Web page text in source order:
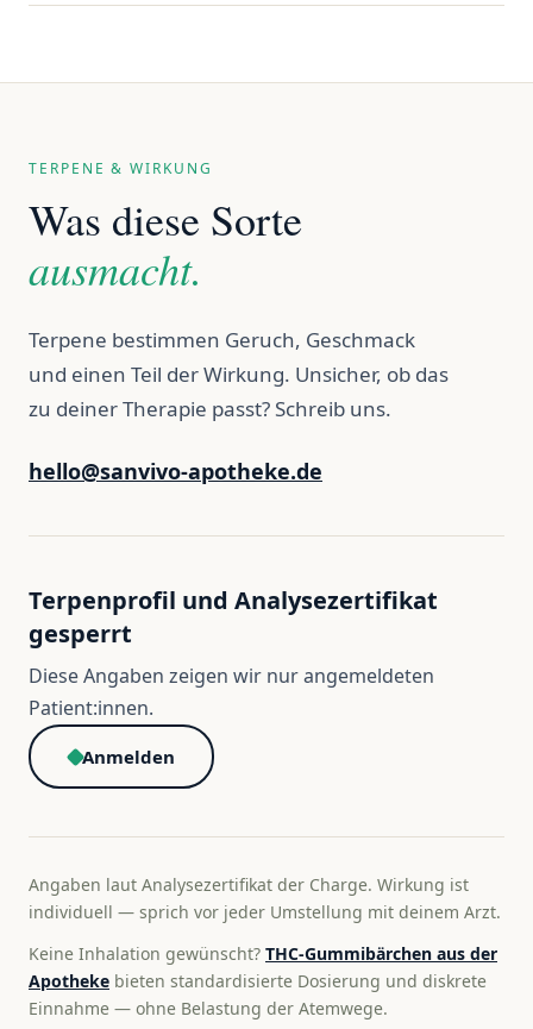
TERPENE & WIRKUNG
Was diese Sorte
ausmacht.
Terpene bestimmen Geruch, Geschmack
und einen Teil der Wirkung. Unsicher, ob das
zu deiner Therapie passt? Schreib uns.
hello@sanvivo-apotheke.de
Terpenprofil und Analysezertifikat
gesperrt
Diese Angaben zeigen wir nur angemeldeten
Patient:innen.
Anmelden
Angaben laut Analysezertifikat der Charge. Wirkung ist
individuell — sprich vor jeder Umstellung mit deinem Arzt.
Keine Inhalation gewünscht? THC-Gummibärchen aus der
Apotheke bieten standardisierte Dosierung und diskrete
Einnahme — ohne Belastung der Atemwege.